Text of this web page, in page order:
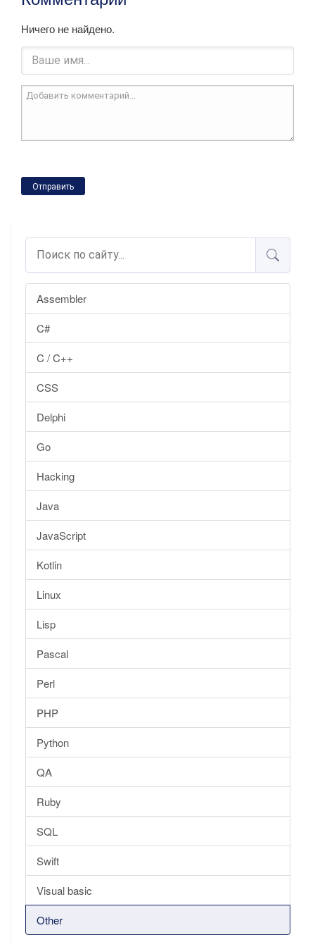
Assembler
C#
C / C++
CSS
Delphi
Go
Hacking
Java
JavaScript
Kotlin
Linux
Lisp
Pascal
Perl
PHP
Python
QA
Ruby
SQL
Swift
Visual basic
Other
Ничего не найдено.
Отправить